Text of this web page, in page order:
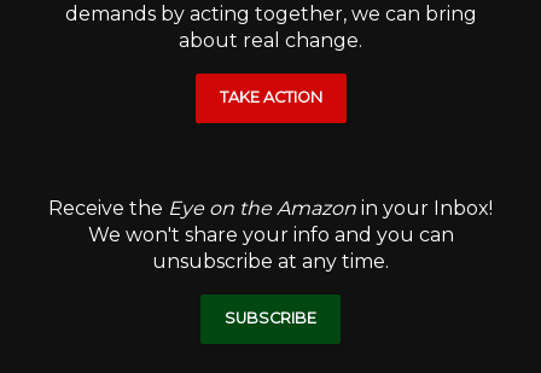
demands by acting together, we can bring
about real change.
TAKE ACTION
Receive the Eye on the Amazon in your Inbox!
We won't share your info and you can
unsubscribe at any time.
SUBSCRIBE